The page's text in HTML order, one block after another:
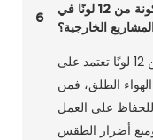
6
هل يمكن استخدام دهانات تمبرا المكونة من 12 لونًا في
المشاريع الخارجية؟
في حين أن دهانات تمبرا المكونة من 12 لونًا تعتمد على
الطلق، فمن
على العمل